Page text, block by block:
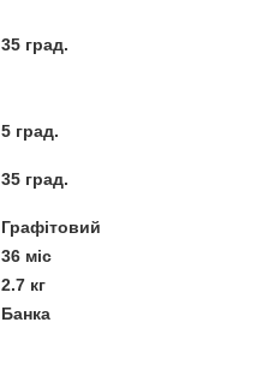
35 град.
5 град.
35 град.
Графітовий
36 міс
2.7 кг
Банка